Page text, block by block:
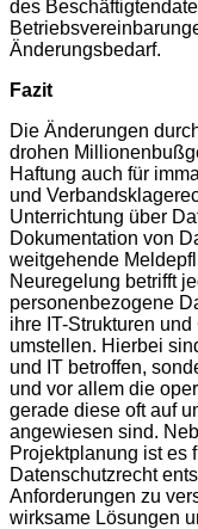
des
Änderungsbedarf.
Fazit
Die Änderungen
drohen
Haftung auch für
und
Unterrichtung über
Dokumentation von
weitgehende
Neuregelung betrifft
personenbezogene
ihre IT-Strukturen
umstellen. Hierbei
und IT betroffen,
und vor allem die
gerade diese oft auf
angewiesen sind.
Projektplanung ist es
Datenschutzrecht
Anforderungen zu
wirksame Lösungen